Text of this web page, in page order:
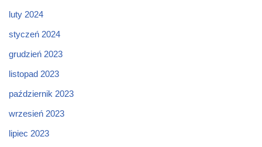
luty 2024
styczeń 2024
grudzień 2023
listopad 2023
październik 2023
wrzesień 2023
lipiec 2023